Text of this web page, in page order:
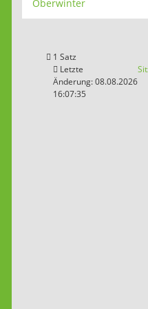
Oberwinter
1 Satz
Letzte
Änderung: 08.08.2026
16:07:35